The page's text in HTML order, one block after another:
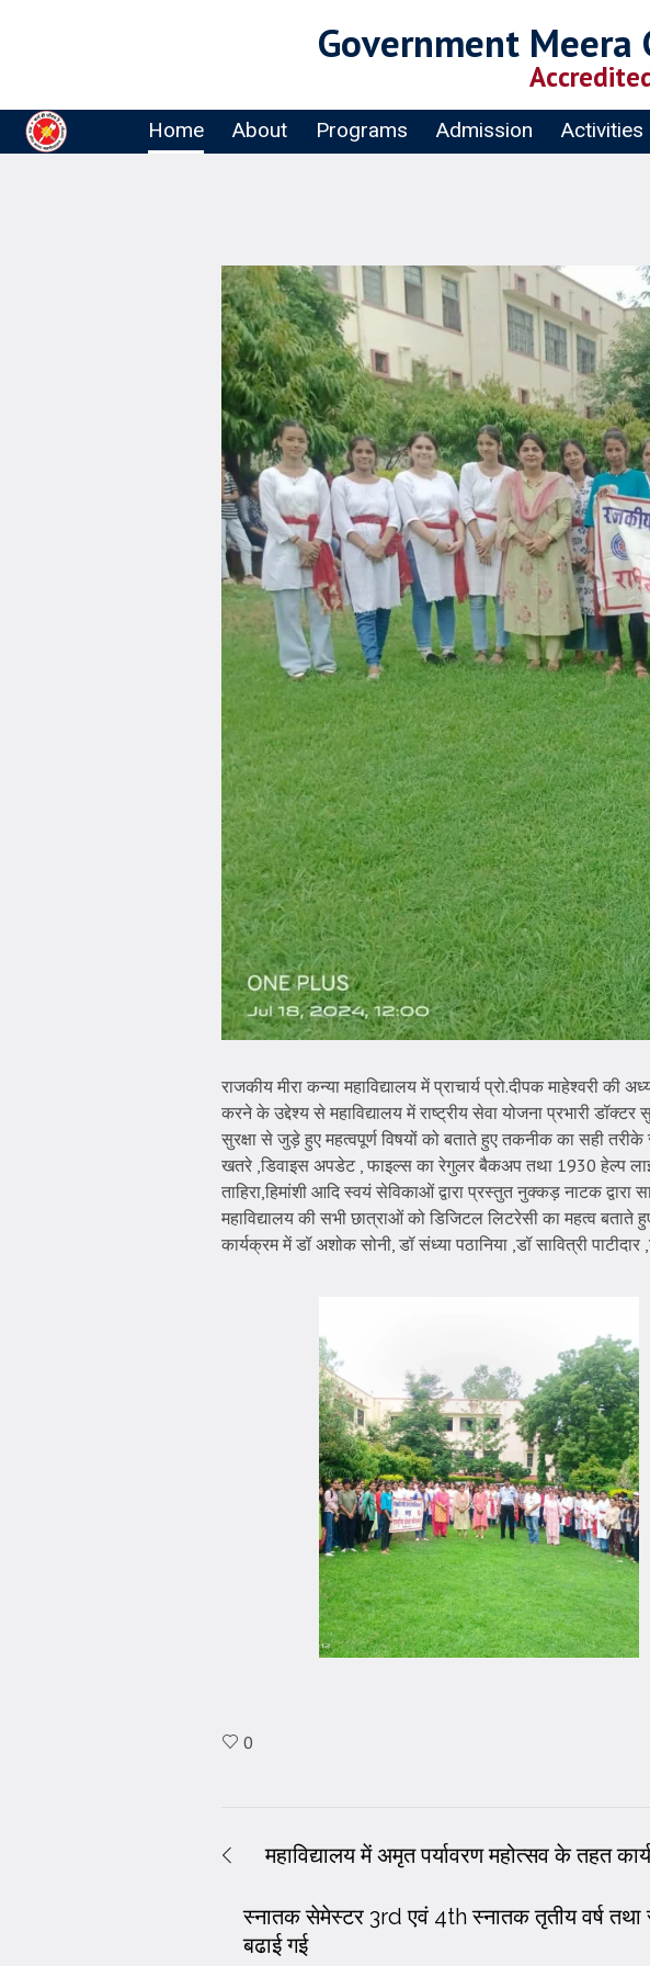
Government Meera
Home About Programs Admission Activities
राजकीय मीरा कन्या महाविद्यालय में प्राचार्य प्रो.दीपक माहेश्वरी की
करने के उद्देश्य से महाविद्यालय में राष्ट्रीय सेवा योजना प्रभारी
सुरक्षा से जुड़े हुए महत्वपूर्ण विषयों को बताते हुए तकनीक का सही
खतरे ,डिवाइस अपडेट , फाइल्स का रेगुलर बैकअप तथा 1930 हेल्प
ताहिरा,हिमांशी आदि स्वयं सेविकाओं द्वारा प्रस्तुत नुक्कड़ नाटक
महाविद्यालय की सभी छात्राओं को डिजिटल लिटरेसी का महत्व
कार्यक्रम में डॉ अशोक सोनी, डॉ संध्या पठानिया ,डॉ सावित्री पाटीदार
0
महाविद्यालय में अमृत पर्यावरण महोत्सव के तहत
स्नातक सेमेस्टर 3rd एवं 4th स्नातक तृतीय वर्ष
बढाई गई